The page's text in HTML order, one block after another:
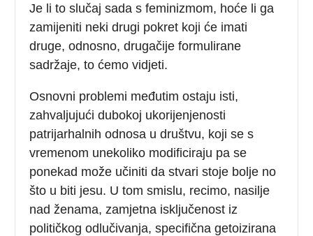
Je li to slučaj sada s feminizmom, hoće li ga
zamijeniti neki drugi pokret koji će imati
druge, odnosno, drugačije formulirane
sadržaje, to ćemo vidjeti.
Osnovni problemi međutim ostaju isti,
zahvaljujući dubokoj ukorijenjenosti
patrijarhalnih odnosa u društvu, koji se s
vremenom unekoliko modificiraju pa se
ponekad može učiniti da stvari stoje bolje no
što u biti jesu. U tom smislu, recimo, nasilje
nad ženama, zamjetna isključenost iz
političkog odlučivanja, specifična getoizirana